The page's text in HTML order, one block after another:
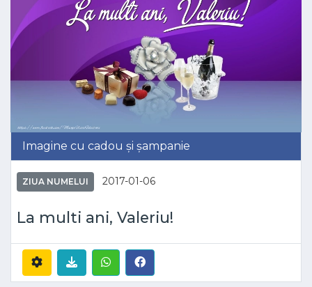
Imagine cu cadou și șampanie
ZIUA NUMELUI 2017-01-06
La multi ani, Valeriu!